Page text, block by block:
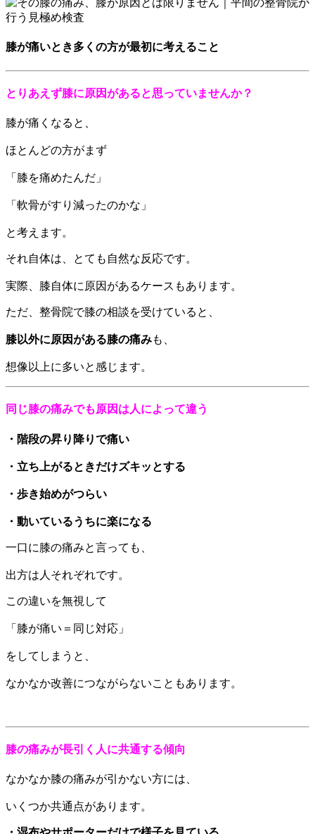
膝が痛いとき多くの方が最初に考えること
とりあえず膝に原因があると思っていませんか？
膝が痛くなると、
ほとんどの方がまず
「膝を痛めたんだ」
「軟骨がすり減ったのかな」
と考えます。
それ自体は、とても自然な反応です。
実際、膝自体に原因があるケースもあります。
ただ、整骨院で膝の相談を受けていると、
膝以外に原因がある膝の痛みも、
想像以上に多いと感じます。
同じ膝の痛みでも原因は人によって違う
・階段の昇り降りで痛い
・立ち上がるときだけズキッとする
・歩き始めがつらい
・動いているうちに楽になる
一口に膝の痛みと言っても、
出方は人それぞれです。
この違いを無視して
「膝が痛い＝同じ対応」
をしてしまうと、
なかなか改善につながらないこともあります。
膝の痛みが長引く人に共通する傾向
なかなか膝の痛みが引かない方には、
いくつか共通点があります。